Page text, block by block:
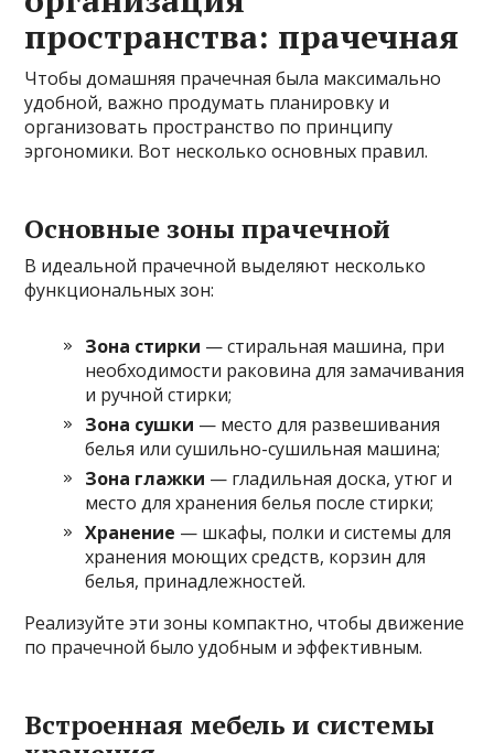
пространства: прачечная
Чтобы домашняя прачечная была максимально
удобной, важно продумать планировку и
организовать пространство по принципу
эргономики. Вот несколько основных правил.
Основные зоны прачечной
В идеальной прачечной выделяют несколько
функциональных зон:
Зона стирки — стиральная машина, при
необходимости раковина для замачивания
и ручной стирки;
Зона сушки — место для развешивания
белья или сушильно-сушильная машина;
Зона глажки — гладильная доска, утюг и
место для хранения белья после стирки;
Хранение — шкафы, полки и системы для
хранения моющих средств, корзин для
белья, принадлежностей.
Реализуйте эти зоны компактно, чтобы движение
по прачечной было удобным и эффективным.
Встроенная мебель и системы